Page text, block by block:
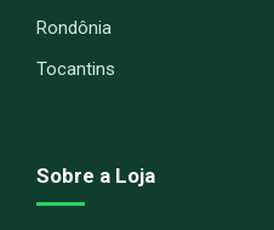
Rondônia
Tocantins
Sobre a Loja